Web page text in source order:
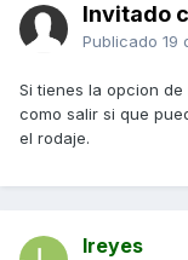
Invitado
Publicado 19
Si tienes la opcion
como salir si que
el rodaje.
lreyes